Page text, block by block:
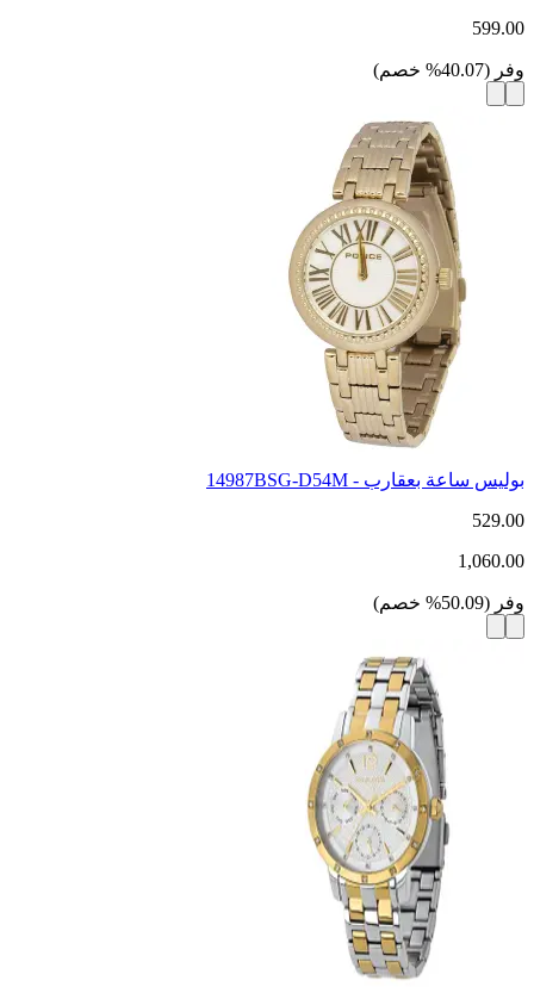
599.00
وفر (
40.07
% خصم)
بوليس ساعة بعقارب - 14987BSG-D54M
529.00
1,060.00
وفر (
50.09
% خصم)